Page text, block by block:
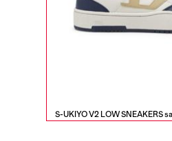
S-UKIYO V2 LOW SNEAKERS